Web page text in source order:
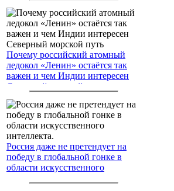
Почему российский атомный
ледокол «Ленин» остаётся так
важен и чем Индии интересен
Северный морской путь
Россия даже не претендует на
победу в глобальной гонке в
области искусственного